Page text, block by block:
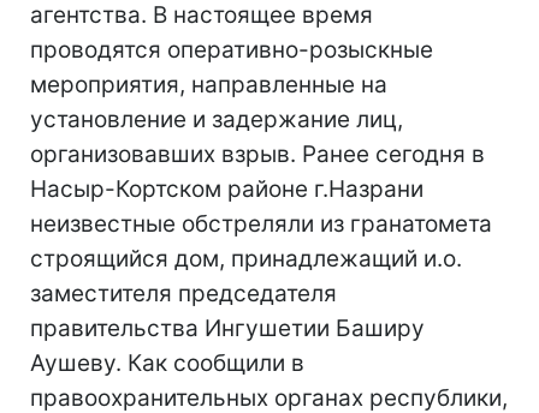
агентства. В настоящее время
проводятся оперативно-розыскные
мероприятия, направленные на
установление и задержание лиц,
организовавших взрыв. Ранее сегодня в
Насыр-Кортском районе г.Назрани
неизвестные обстреляли из гранатомета
строящийся дом, принадлежащий и.о.
заместителя председателя
правительства Ингушетии Баширу
Аушеву. Как сообщили в
правоохранительных органах республики,